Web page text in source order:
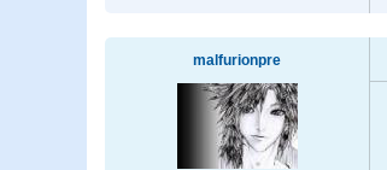
malfurionpre